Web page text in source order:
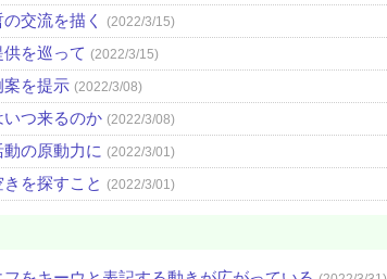
交流を描く (2022/3/15)
を巡って (2022/3/15)
案を提示 (2022/3/08)
つ来るのか (2022/3/08)
の原動力に (2022/3/01)
を探すこと (2022/3/01)